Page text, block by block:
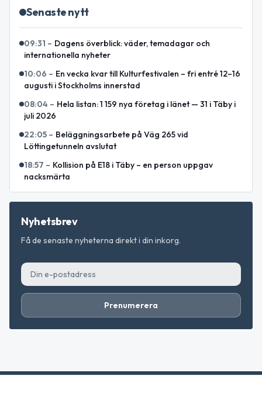
Senaste nytt
09:31 – Dagens överblick: väder, temadagar och
internationella nyheter
10:06 – En vecka kvar till Kulturfestivalen – fri entré 12–16
augusti i Stockholms innerstad
08:04 – Hela listan: 1 159 nya företag i länet — 31 i Täby i
juli 2026
22:05 – Beläggningsarbete på Väg 265 vid
Löttingetunneln avslutat
18:57 – Kollision på E18 i Täby – en person uppgav
nacksmärta
Nyhetsbrev
Få de senaste nyheterna direkt i din inkorg.
Prenumerera